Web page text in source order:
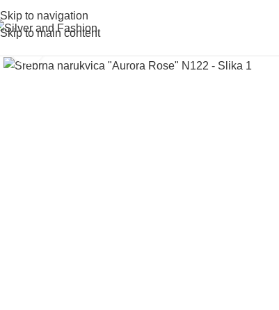
Skip to navigation
Skip to main content